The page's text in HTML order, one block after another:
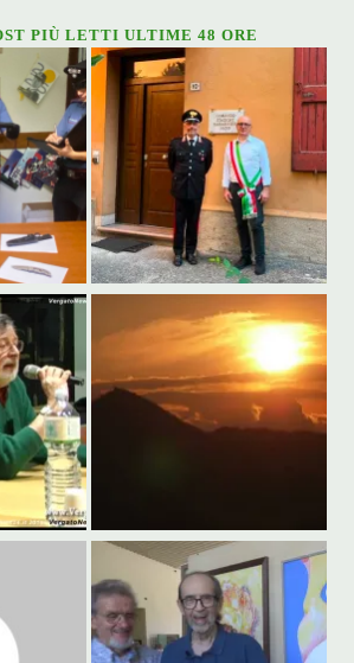
PIÙ LETTI ULTIME 48 ORE